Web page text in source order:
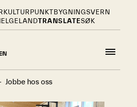
KULTURPUNKT BYGNINGSVERN
TRANSLATESØK
Jobbe hos oss